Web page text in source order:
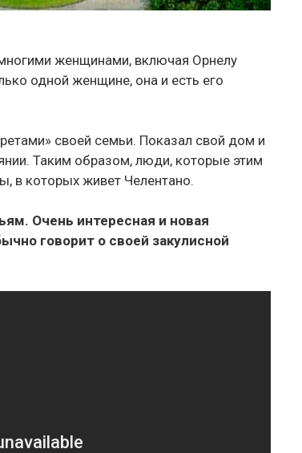
женщинами, включая Орнелу
одной женщине, она и есть его
своей семьи. Показал свой дом и
Таким образом, люди, которые этим
в которых живет Челентано.
Очень интересная и новая
говорит о своей закулисной